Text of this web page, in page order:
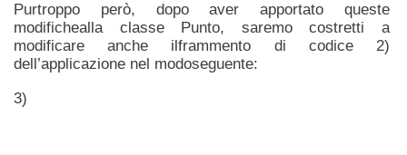
Purtroppo però, dopo aver apportato queste
modifichealla classe Punto, saremo costretti a
modificare anche ilframmento di codice 2)
dell’applicazione nel modoseguente:
3)